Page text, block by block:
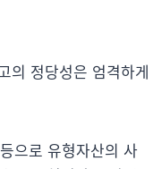
의 정당성은 엄격하게
으로 유형자산의 사